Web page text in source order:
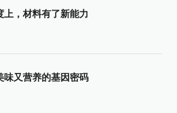
上，材料有了新能力
味又营养的基因密码